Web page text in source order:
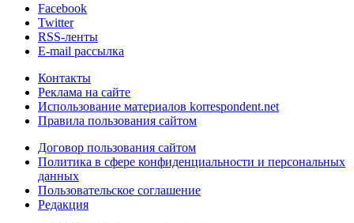
Facebook
Twitter
RSS-ленты
E-mail рассылка
Контакты
Реклама на сайте
Использование материалов korrespondent.net
Правила пользования сайтом
Договор пользования сайтом
Политика в сфере конфиденциальности и персональных
данных
Пользовательское соглашение
Редакция